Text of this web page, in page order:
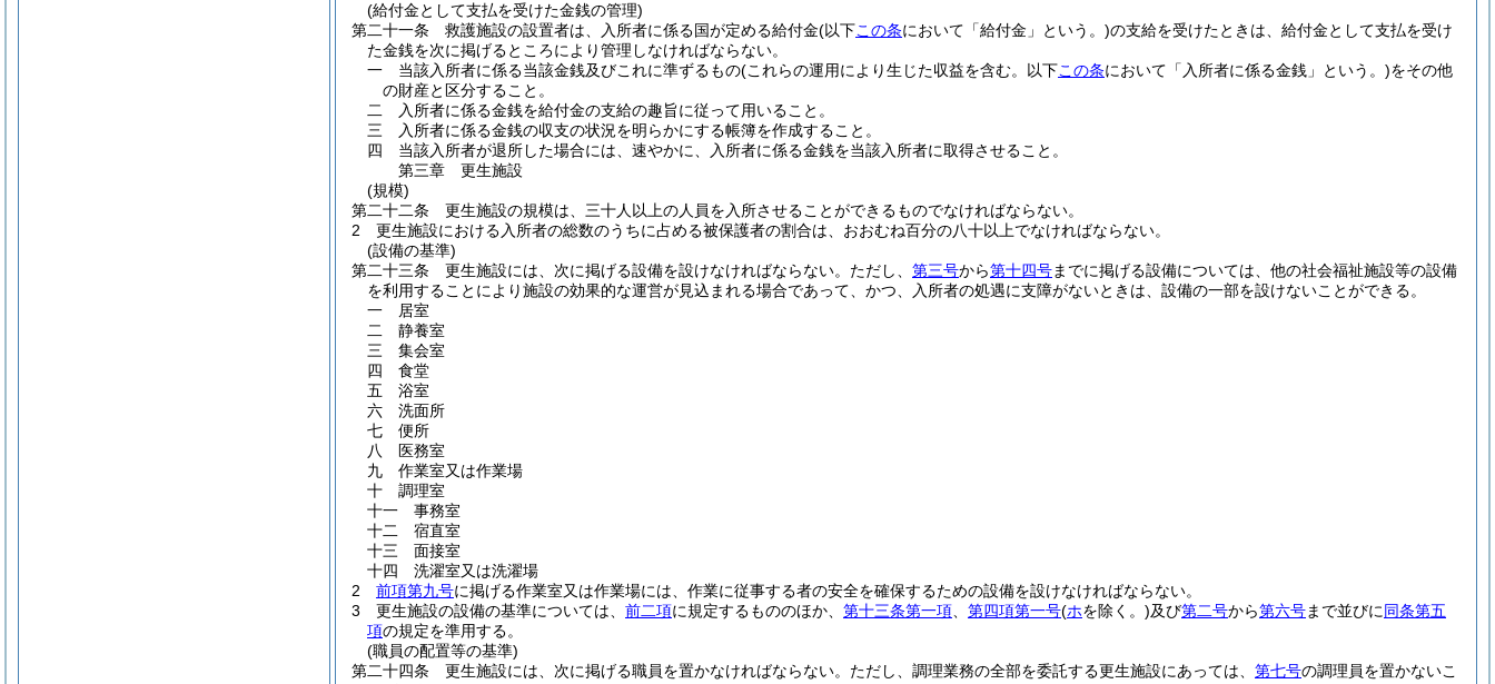
(給付金として支払を受けた金銭の管理)
第二十一条
救護施設の設置者は、入所者に係る国が定める給付金(以下この条において「給付金」という。)の支給を受けたときは、給付金として支払を受け
た金銭を次に掲げるところにより管理しなければならない。
一
当該入所者に係る当該金銭及びこれに準ずるもの(これらの運用により生じた収益を含む。以下この条において「入所者に係る金銭」という。)をその他
の財産と区分すること。
二
入所者に係る金銭を給付金の支給の趣旨に従って用いること。
三
入所者に係る金銭の収支の状況を明らかにする帳簿を作成すること。
四
当該入所者が退所した場合には、速やかに、入所者に係る金銭を当該入所者に取得させること。
第三章
更生施設
(規模)
第二十二条
更生施設の規模は、三十人以上の人員を入所させることができるものでなければならない。
2
更生施設における入所者の総数のうちに占める被保護者の割合は、おおむね百分の八十以上でなければならない。
(設備の基準)
第二十三条
更生施設には、次に掲げる設備を設けなければならない。 ただし、 第三号から第十四号までに掲げる設備については、他の社会福祉施設等の設備
を利用することにより施設の効果的な運営が見込まれる場合であって、かつ、入所者の処遇に支障がないときは、設備の一部を設けないことができる。
一
居室
二
静養室
三
集会室
四
食堂
五
浴室
六
洗面所
七
便所
八
医務室
九
作業室又は作業場
十
調理室
十一
事務室
十二
宿直室
十三
面接室
十四
洗濯室又は洗濯場
2
前項第九号に掲げる作業室又は作業場には、作業に従事する者の安全を確保するための設備を設けなければならない。
3
更生施設の設備の基準については、 前二項に規定するもののほか、 第十三条第一項 第四項第一号(ホを除く。)及び第二号から第六号まで並びに同条第五
項の規定を準用する。
(職員の配置等の基準)
第二十四条
更生施設には、次に掲げる職員を置かなければならない。 ただし、調理業務の全部を委託する更生施設にあっては、 第七号の調理員を置かないこ